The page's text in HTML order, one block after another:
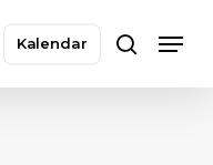
Kalendar search